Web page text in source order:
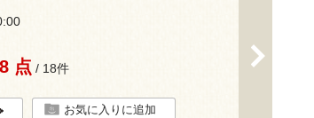
点 / 18件
お気に入りに追加